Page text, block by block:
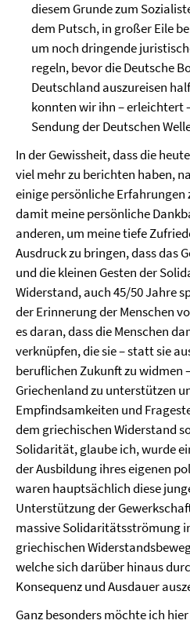
diesem Grunde zum
dem Putsch, in großer Eile
um noch dringende
regeln, bevor die Deutsche
Deutschland auszureisen
konnten wir ihn – erleichtert
Sendung der Deutschen
In der Gewissheit, dass die
viel mehr zu berichten haben,
einige persönliche Erfahrungen
damit meine persönliche
anderen, um meine tiefe
Ausdruck zu bringen, dass das
und die kleinen Gesten der
Widerstand, auch 45/50 Jahre
der Erinnerung der Menschen
es daran, dass die Menschen
verknüpfen, die sie – statt sie
beruflichen Zukunft zu widmen
Griechenland zu unterstützen
Empfindsamkeiten und
dem griechischen Widerstand
Solidarität, glaube ich, wurde
der Ausbildung ihres eigenen
waren hauptsächlich diese
Unterstützung der
massive Solidaritätsströmung
griechischen
welche sich darüber hinaus
Konsequenz und Ausdauer
Ganz besonders möchte ich